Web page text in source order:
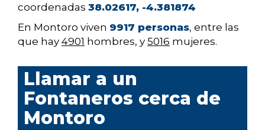
coordenadas 38.02617, -4.381874
En Montoro viven 9917 personas, entre las
que hay 4901 hombres, y 5016 mujeres.
Llamar a un
Fontaneros cerca de
Montoro